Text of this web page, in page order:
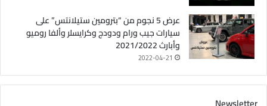
عرض 5 نجوم من “بترومين ستيلانتس” على
سيارات جيب ورام ودودج وكرايسلر وألفا روميو
وأبارث 2021/2022
2022-04-21